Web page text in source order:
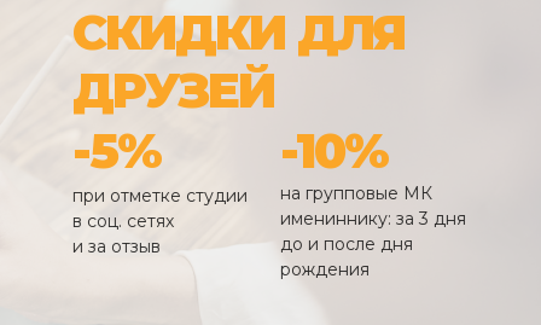
на групповые МК
имениннику: за 3 дня
до и после дня
рождения
-10%
при отметке студии
в соц. сетях
и за отзыв
-5%
СКИДКИ ДЛЯ
ДРУЗЕЙ